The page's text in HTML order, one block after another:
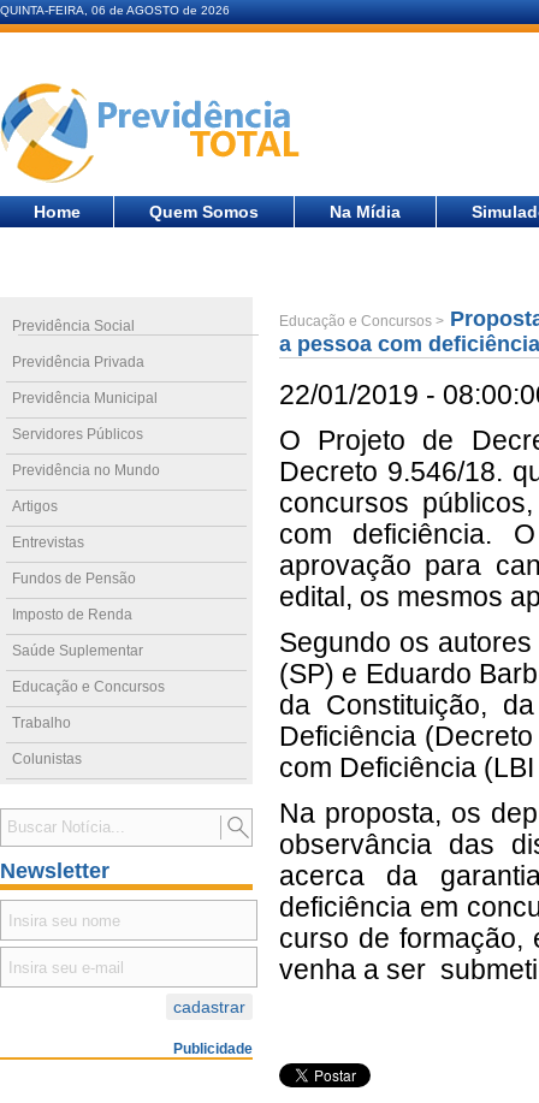
QUINTA-FEIRA, 06 de AGOSTO de 2026
Home Quem Somos Na Mídia
Previdência Social
Previdência Privada
Previdência Municipal
Servidores Públicos
Previdência no Mundo
Artigos
Entrevistas
Fundos de Pensão
Imposto de Renda
Saúde Suplementar
Educação e Concursos
Trabalho
Colunistas
Newsletter
Publicidade
Educação e Concursos >
a pessoa com deficiência
22/01/2019 -
O Projeto de
Decreto 9.546/18.
concursos
com deficiência.
aprovação para
edital, os mesmos
Segundo os
(SP) e Eduardo
da Constituição,
Deficiência
com Deficiência
Na proposta, os
observância das
acerca da
deficiência em
curso de formação,
venha a ser